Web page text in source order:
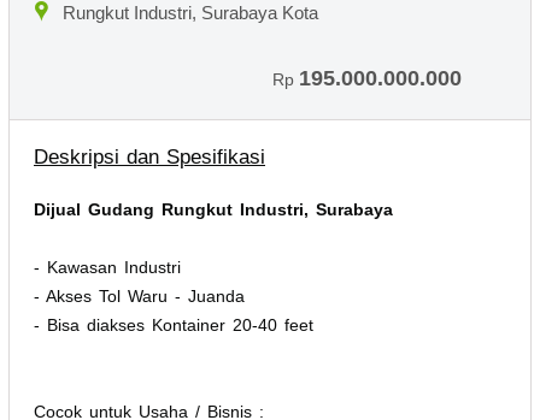
Rungkut Industri, Surabaya Kota
Rp 195.000.000.000
Deskripsi dan Spesifikasi
Dijual Gudang Rungkut Industri, Surabaya
- Kawasan Industri
- Akses Tol Waru - Juanda
- Bisa diakses Kontainer 20-40 feet
Cocok untuk Usaha / Bisnis :